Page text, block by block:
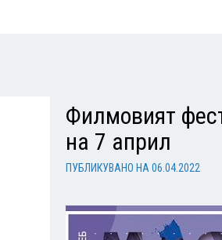
Филмовият
на 7 април
ПУБЛИКУВАНО НА 06.04.2022